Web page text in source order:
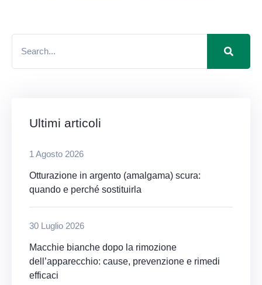
Ultimi articoli
1 Agosto 2026
Otturazione in argento (amalgama) scura:
quando e perché sostituirla
30 Luglio 2026
Macchie bianche dopo la rimozione
dell’apparecchio: cause, prevenzione e rimedi
efficaci